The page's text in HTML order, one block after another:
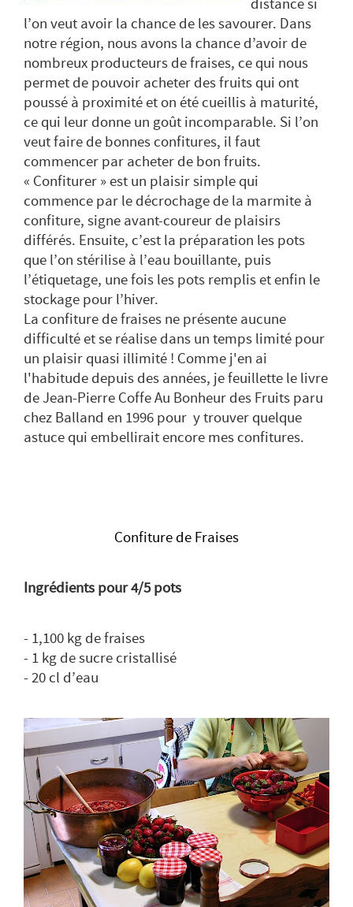
distance si
l’on veut avoir la chance de les savourer. Dans
notre région, nous avons la chance d’avoir de
nombreux producteurs de fraises, ce qui nous
permet de pouvoir acheter des fruits qui ont
poussé à proximité et on été cueillis à maturité,
ce qui leur donne un goût incomparable. Si l’on
veut faire de bonnes confitures, il faut
commencer par acheter de bon fruits.
« Confiturer » est un plaisir simple qui
commence par le décrochage de la marmite à
confiture, signe avant-coureur de plaisirs
différés. Ensuite, c’est la préparation les pots
que l’on stérilise à l’eau bouillante, puis
l’étiquetage, une fois les pots remplis et enfin le
stockage pour l’hiver.
La confiture de fraises ne présente aucune
difficulté et se réalise dans un temps limité pour
un plaisir quasi illimité ! Comme j'en ai
l'habitude depuis des années, je feuillette le livre
de Jean-Pierre Coffe Au Bonheur des Fruits paru
chez Balland en 1996 pour y trouver quelque
astuce qui embellirait encore mes confitures.
Confiture de Fraises
Ingrédients pour 4/5 pots
- 1,100 kg de fraises
- 1 kg de sucre cristallisé
- 20 cl d’eau